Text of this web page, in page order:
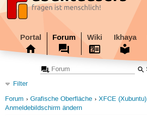
Portal Forum Wiki Ikhaya
Filter
Forum
Grafische Oberfläche XFCE (Xubuntu)
Anmeldebildschirm ändern